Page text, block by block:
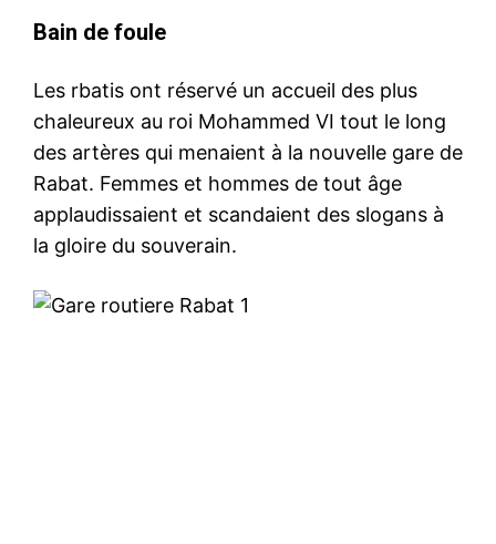
Bain de foule
Les rbatis ont réservé un accueil des plus
chaleureux au roi Mohammed VI tout le long
des artères qui menaient à la nouvelle gare de
Rabat. Femmes et hommes de tout âge
applaudissaient et scandaient des slogans à
la gloire du souverain.